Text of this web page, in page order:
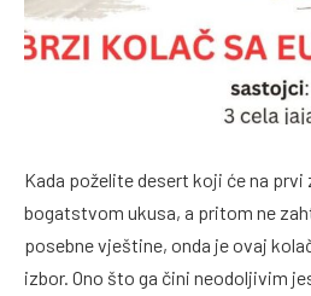
Kada poželite desert koji će na
bogatstvom ukusa, a pritom ne
posebne vještine, onda je ovaj
izbor. Ono što ga čini neodoljivim